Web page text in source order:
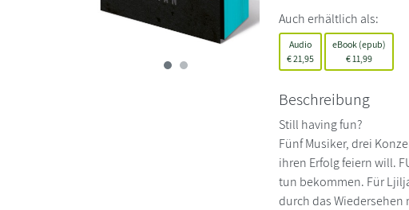
Auch erhältlich als:
Audio
€21,95
eBook (epub)
€ 11,99
Beschreibung
Still having fun?
Fünf Musiker, drei
ihren Erfolg feiern will.
tun bekommen. Für
durch das